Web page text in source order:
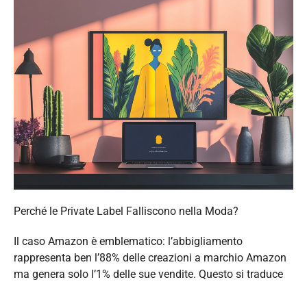
Perché le Private Label Falliscono nella Moda?
Il caso Amazon è emblematico: l’abbigliamento
rappresenta ben l’88% delle creazioni a marchio Amazon
ma genera solo l’1% delle sue vendite. Questo si traduce